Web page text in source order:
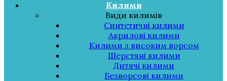
Килими
Види килимів
Синтетичні килими
Акрилові килими
Килими з високим ворсом
Шерстяні килими
Дитячі килими
Безворсові килими